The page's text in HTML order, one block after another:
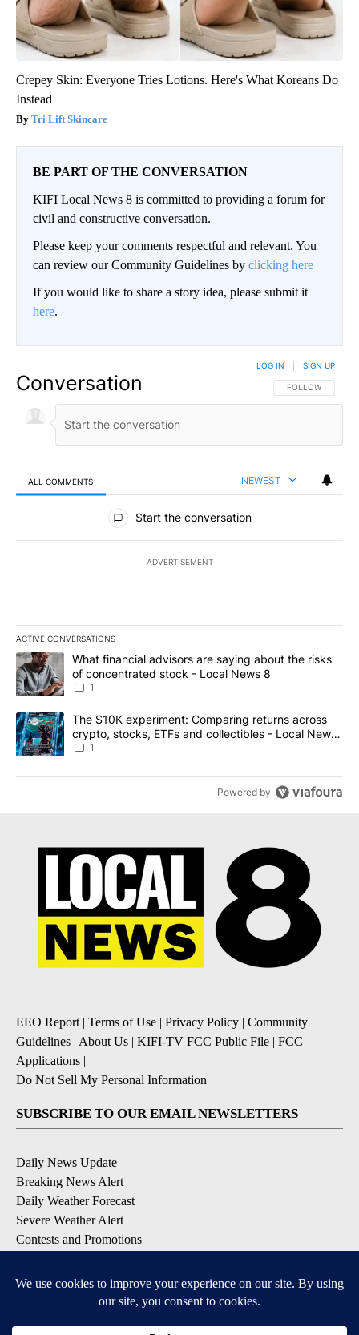
Crepey Skin: Everyone Tries Lotions. Here's What Koreans Do
Instead
Tri Lift Skincare
BE PART OF THE CONVERSATION
KIFI Local News 8 is committed to providing a forum for
civil and constructive conversation.
Please keep your comments respectful and relevant. You
can review our Community Guidelines by clicking here
If you would like to share a story idea, please submit it
here.
Conversation FOLLOW THIS
FOLLOW
LOG IN SIGN UP
ALL COMMENTS NEWEST
All Comments
Start the conversation
ADVERTISEMENT
ACTIVE CONVERSATIONS
The following is a list of the most commented articles in the last
A trending article titled "What financial advisors are saying
What financial advisors are saying about the risks
of concentrated stock - Local News 8
1
A trending article titled "The $10K experiment: Comparing
The $10K experiment: Comparing returns across
crypto, stocks, ETFs and collectibles - Local News
8
1
Powered by
EEO Report| Terms of Use | Privacy Policy | Community
Guidelines | About Us | KIFI-TV FCC Public File | FCC
Applications |
Do Not Sell My Personal Information
SUBSCRIBE TO OUR EMAIL NEWSLETTERS
Daily News Update
Breaking News Alert
Daily Weather Forecast
Severe Weather Alert
Contests and Promotions